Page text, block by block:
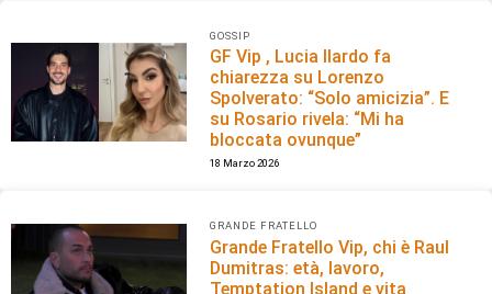
GOSSIP
GF Vip , Lucia Ilardo fa
chiarezza su Lorenzo
Spolverato: “Solo amicizia”. E
su Rosario rivela: “Mi ha
bloccata ovunque”
18 Marzo 2026
GRANDE FRATELLO
Grande Fratello Vip, chi è Raul
Dumitras: età, lavoro,
Temptation Island e vita